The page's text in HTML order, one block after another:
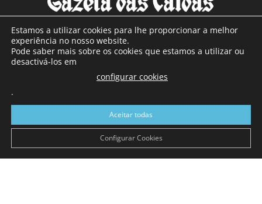
SOBRE NÓS
Com sede nas Caldas da Rainha e mais de 90 anos de
a sul de distrito de Leiria, com mais de 40.000 leitores por
toda a região Oeste. Jornal com distribuição em Portugal
Continental e assinatura online.
Estamos a utilizar cookies para lhe proporcionar a melhor
experiência no nosso website.
Pode saber mais sobre os cookies que estamos a utilizar ou
desactivá-los em
configurar cookies
.
Aceitar todas
Configurar Cookies